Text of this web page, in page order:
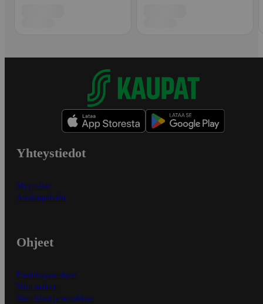
Yhteystiedot
Myymälät
Asiakaspalvelu
Ohjeet
Ensitilaajan ohjeet
Näin maksat
Näin tilaat ja muokkaat